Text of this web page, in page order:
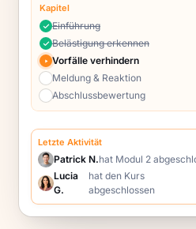
Kapitel
Einführung
Belästigung erkennen
Vorfälle verhindern
Meldung & Reaktion
Abschlussbewertung
Letzte Aktivität
Patrick N.hat Modul 2
Lucia
G.
hat den Kurs
abgeschlossen